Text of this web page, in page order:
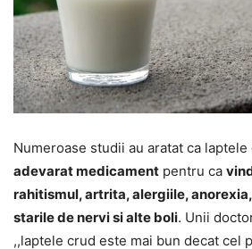
Numeroase studii au aratat ca laptele
adevarat medicament pentru ca
rahitismul, artrita, alergiile,
starile de nervi si alte boli. Unii
,,laptele crud este mai bun decat cel